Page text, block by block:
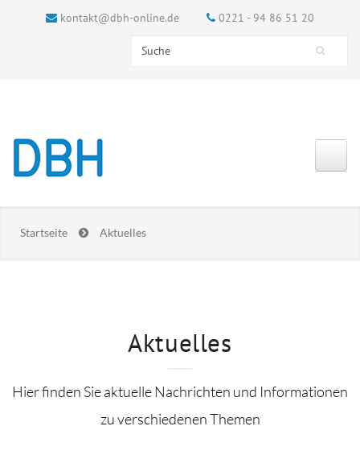
kontakt@dbh-online.de 0221 - 94 86 51 20
Suchformular
Search this site
Startseite Aktuelles
Aktuelles
Hier finden Sie aktuelle Nachrichten und Informationen
zu verschiedenen Themen